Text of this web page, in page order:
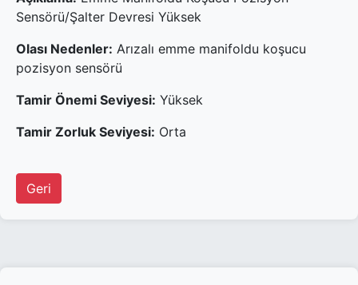
Sensörü/Şalter Devresi Yüksek
Olası Nedenler: Arızalı emme manifoldu koşucu
pozisyon sensörü
Tamir Önemi Seviyesi: Yüksek
Tamir Zorluk Seviyesi: Orta
Geri